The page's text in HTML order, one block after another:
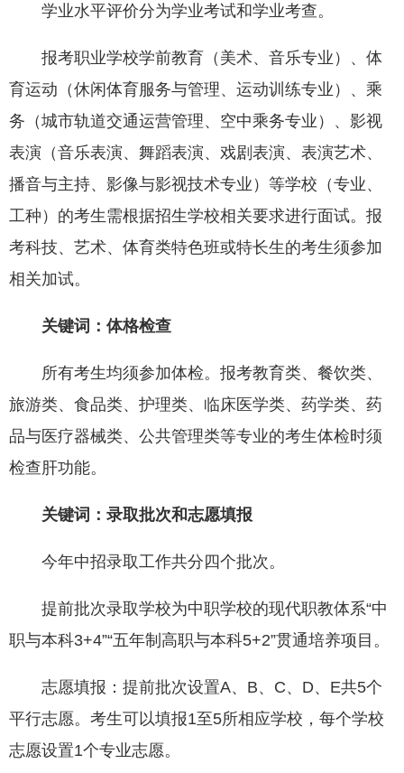
学业水平评价分为学业考试和学业考查。
报考职业学校学前教育（美术、音乐专业）、体
育运动（休闲体育服务与管理、运动训练专业）、乘
务（城市轨道交通运营管理、空中乘务专业）、影视
表演（音乐表演、舞蹈表演、戏剧表演、表演艺术、
播音与主持、影像与影视技术专业）等学校（专业、
工种）的考生需根据招生学校相关要求进行面试。报
考科技、艺术、体育类特色班或特长生的考生须参加
相关加试。
关键词：体格检查
所有考生均须参加体检。报考教育类、餐饮类、
旅游类、食品类、护理类、临床医学类、药学类、药
品与医疗器械类、公共管理类等专业的考生体检时须
检查肝功能。
关键词：录取批次和志愿填报
今年中招录取工作共分四个批次。
提前批次录取学校为中职学校的现代职教体系“中
职与本科3+4”“五年制高职与本科5+2”贯通培养项目。
志愿填报：提前批次设置A、B、C、D、E共5个
平行志愿。考生可以填报1至5所相应学校，每个学校
志愿设置1个专业志愿。